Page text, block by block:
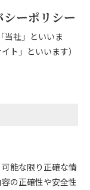
ーポリシー
社」といいま
ト」といいます）
能な限り正確な情
の正確性や安全性